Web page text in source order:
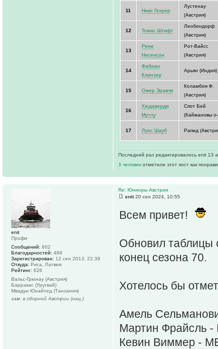
11 Нико Гехрер
Лустенау
(Австрия)
12 Томас Штифт
Леобендорф
(Австрия)
13
Рене
Несенсон
Рот-Вайсс
(Австрия)
14
Фабиан
Клинзер
Арьян (Индия)
15 Омер Эравчи
Коламбия Ф.
(Австрия)
16
Хюдаверди
Мутлу
Спот Бей
(Каймановы
17 Луис Шауб Рапид
Последний раз редактировалось enit 13
3 человек отметили этот пост как
Re: Юниоры Австрии
enit20 сен 2024, 10:55
Всем привет!
Обновил таблицы
конец сезона 70.
Хотелось бы
Амель
Мартин Фрайсль -
Кевин Виммер -
enit
Профи
Сообщений: 602
Благодарностей: 489
Зарегистрирован: 12 сен 2013, 22:39
Откуда: Рига, Латвия
Рейтинг: 626
Вальс-Грюнау (Австрия)
Барракас (Уругвай)
Мвадуи Юнайтед (Танзания)
зам. в сборной Австрии (нац.)